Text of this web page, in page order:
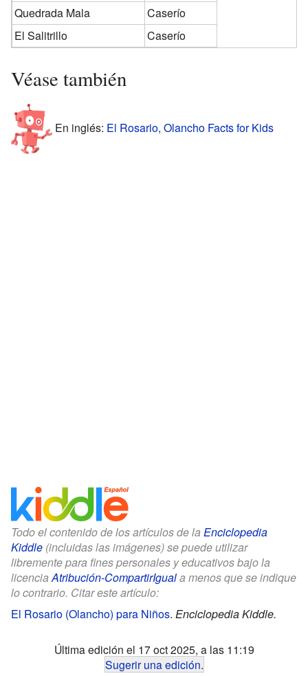
Quedrada Mala
Caserío
El Salitrillo
Caserío
Véase también
En inglés: El Rosario, Olancho Facts for Kids
Todo el contenido de los artículos de la Enciclopedia
Kiddle (incluidas las imágenes) se puede utilizar
libremente para fines personales y educativos bajo la
licencia Atribución-CompartirIguala menos que se indique
lo contrario. Citar este artículo:
El Rosario (Olancho) para Niños. Enciclopedia Kiddle.
Última edición el 17 oct 2025, a las 11:19
Sugerir una edición.